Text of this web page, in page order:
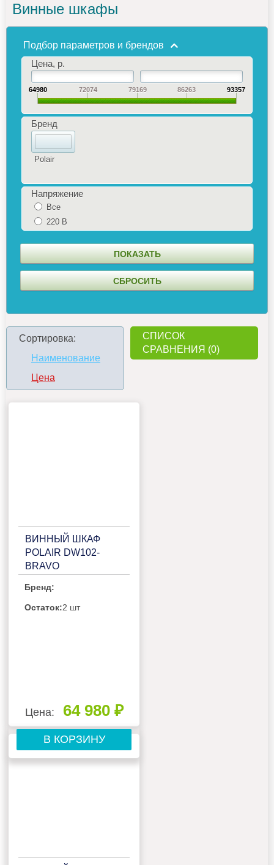
Винные шкафы
Подбор параметров и брендов
Цена, р.
64980 72074 79169 86263 93357
Бренд
Polair
Напряжение
Все
220 В
Сортировка:
Наименование
Цена
СПИСОК
СРАВНЕНИЯ (0)
ВИННЫЙ ШКАФ
POLAIR DW102-
BRAVO
Бренд:
Остаток:2 шт
Цена: 64 980 ₽
В КОРЗИНУ